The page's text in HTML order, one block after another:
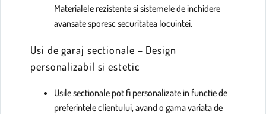
Materialele rezistente si sistemele de inchidere
avansate sporesc securitatea locuintei.
Usi de garaj sectionale – Design
personalizabil si estetic
Usile sectionale pot fi personalizate in functie de
preferintele clientului, avand o gama variata de